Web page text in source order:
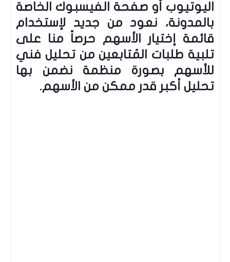
اليوتيوب أو صفحة الفيسبوك الخاصة
بالمدونة، نعود من جديد لإستخدام
قائمة إختيار الأسهم حرصاً منا على
تلبية طلبات المُتابعين من تحليل فني
للأسهم بصورة منظمة نضمن بها
تحليل أكبر قدر ممكن من الأسهم.